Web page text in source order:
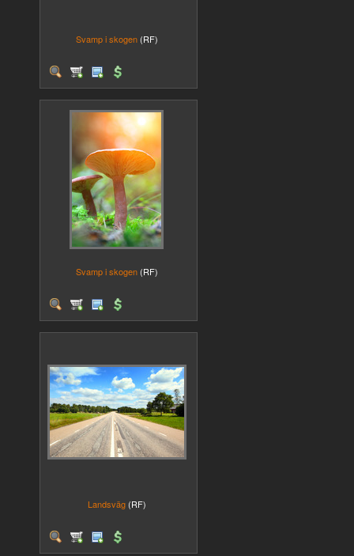
Svamp i skogen (RF)
Svamp i skogen (RF)
Landsväg (RF)